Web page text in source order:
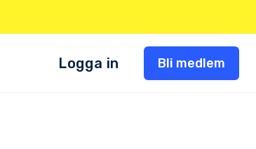
Logga in Bli medlem